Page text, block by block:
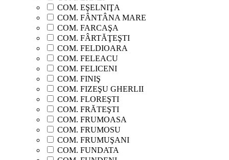
COM. EŞELNIŢA
COM. FÂNTÂNA MARE
COM. FARCAŞA
COM. FÂRTĂŢEŞTI
COM. FELDIOARA
COM. FELEACU
COM. FELICENI
COM. FINIŞ
COM. FIZEŞU GHERLII
COM. FLOREŞTI
COM. FRĂTEŞTI
COM. FRUMOASA
COM. FRUMOSU
COM. FRUMUŞANI
COM. FUNDATA